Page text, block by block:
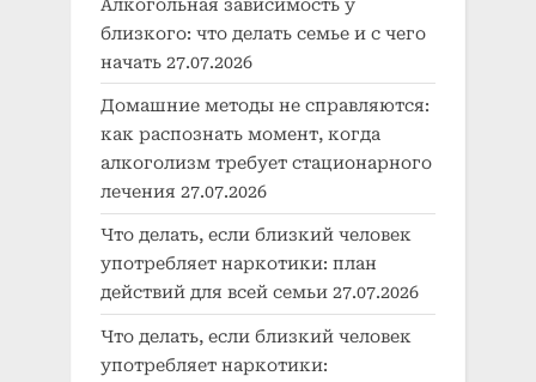
Алкогольная зависимость у
близкого: что делать семье и с чего
начать 27.07.2026
Домашние методы не справляются:
как распознать момент, когда
алкоголизм требует стационарного
лечения 27.07.2026
Что делать, если близкий человек
употребляет наркотики: план
действий для всей семьи 27.07.2026
Что делать, если близкий человек
употребляет наркотики: